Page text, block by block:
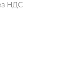
НДС